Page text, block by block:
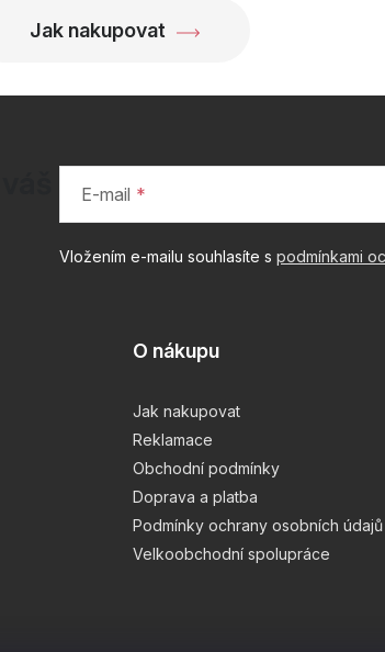
Jak nakupovat
E-mail
Vložením e-mailu souhlasíte s podmínkami
O nákupu
Jak nakupovat
Reklamace
Obchodní podmínky
Doprava a platba
Podmínky ochrany osobních údajů
Velkoobchodní spolupráce